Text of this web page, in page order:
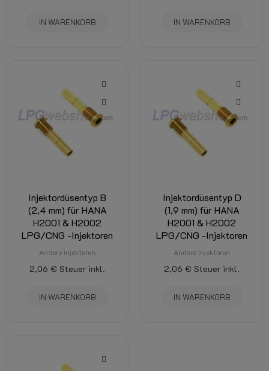
IN WARENKORB IN WARENKORB
Injektordüsentyp B
(2,4 mm) für HANA
H2001 & H2002
LPG/CNG -Injektoren
Andere Injektoren
2,06 € Steuer inkl.
IN WARENKORB
Injektordüsentyp D
(1,9 mm) für HANA
H2001 & H2002
LPG/CNG -Injektoren
Andere Injektoren
2,06 € Steuer inkl.
IN WARENKORB